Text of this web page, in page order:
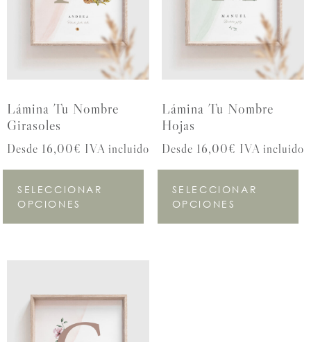
Lámina Tu Nombre
Girasoles
Desde 16,00€ IVA incluido
SELECCIONAR
OPCIONES
Lámina Tu Nombre
Hojas
Desde 16,00€ IVA incluido
SELECCIONAR
OPCIONES